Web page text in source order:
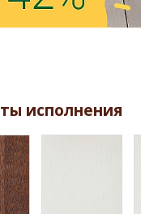
исполнения